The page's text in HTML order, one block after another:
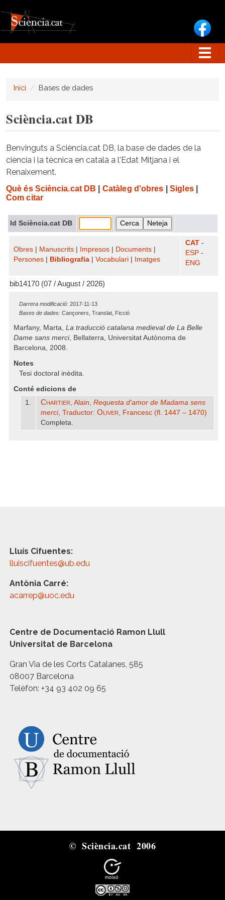
Inici Bases de dades
Sciència.cat DB
Benvinguts a Sciència.cat DB, la base de dades de la
ciència i la tècnica en català a l'Edat Mitjana i el
Renaixement.
Què és Sciència.cat DB Catàleg d'obres Sigles|
Com citar
Id Sciència.cat DB
Obres Manuscrits Impresos Documents
Persones
Bibliografia Vocabulari Imatges
CAT -
ESP -
ENG
bib14170 (07 / August / 2026)
Darrera modificació: 2017-11-13
Bases de dades: Cançoners, Translat, Ficció
Marfany, Marta, La traducció catalana medieval de La Belle
Dame sans merci, Bellaterra, Universitat Autònoma de
Barcelona, 2008.
Notes
Tesi doctoral inèdita.
Conté edicions de
1.
Chartier, Alain, Requesta d'amor de Madama sens
merci, Traductor: Oliver, Francesc (fl. 1447 – 1470)
Completa.
Lluís Cifuentes:
lluiscifuentes@ub.edu
Antònia Carré:
acarrep@uoc.edu
Centre de Documentació Ramon Llull
Universitat de Barcelona
Gran Via de les Corts Catalanes, 585
08007 Barcelona
Telèfon: +34 93 402 09 65
© Sciència.cat 2006